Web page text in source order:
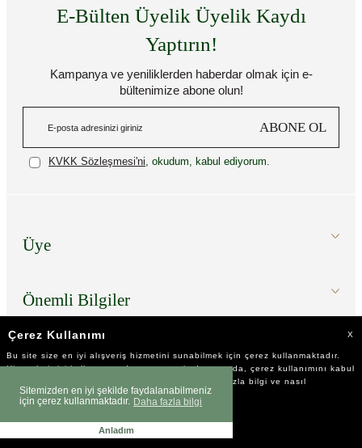
Sitemizden en iyi şekilde faydalanabilmeniz
için çerez kullanmaktadır. Daha fazla bilgi
Anladım
E-Bülten Üyelik Üyelik Kaydı
Yaptırın!
Kampanya ve yeniliklerden haberdar olmak için e-
bültenimize abone olun!
ABONE OL
KVKK Sözleşmesi'ni, okudum, kabul ediyorum.
Üye
Önemli Bilgiler
Hızlı Erişim
Çerez Kullanımı X
Bu site size en iyi alışveriş hizmetini sunabilmek için çerez kullanmaktadır.
Hizmetlerimizi kullanmaya devam etmeniz durumunda, çerez kullanımını kabul
ettiğinizi varsayacağız. Çerezler hakkında daha fazla bilgi ve nasıl
reddedeceğinizi öğrenmek içintıklayınız
Okudum!